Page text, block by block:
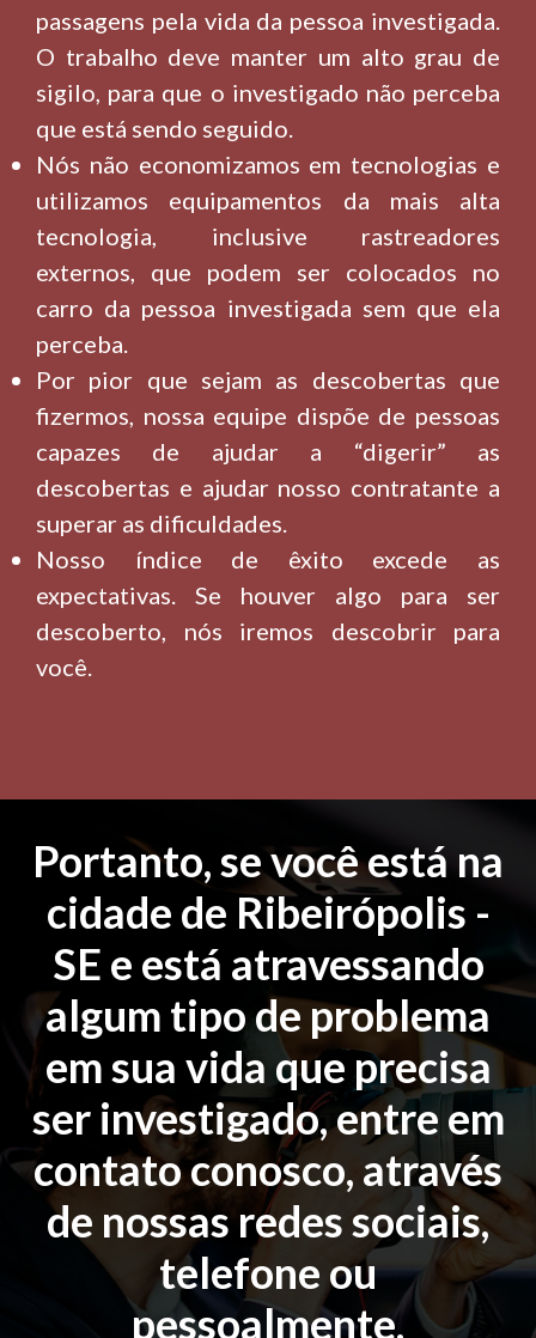
passagens pela vida da pessoa investigada.
O trabalho deve manter um alto grau de
sigilo, para que o investigado não perceba
que está sendo seguido.
Nós não economizamos em tecnologias e
utilizamos equipamentos da mais alta
tecnologia, inclusive rastreadores
externos, que podem ser colocados no
carro da pessoa investigada sem que ela
perceba.
Por pior que sejam as descobertas que
fizermos, nossa equipe dispõe de pessoas
capazes de ajudar a “digerir” as
descobertas e ajudar nosso contratante a
superar as dificuldades.
Nosso índice de êxito excede as
expectativas. Se houver algo para ser
descoberto, nós iremos descobrir para
você.
Portanto, se você está na
cidade de Ribeirópolis -
SE e está atravessando
algum tipo de problema
em sua vida que precisa
ser investigado, entre em
contato conosco, através
de nossas redes sociais,
telefone ou
pessoalmente.